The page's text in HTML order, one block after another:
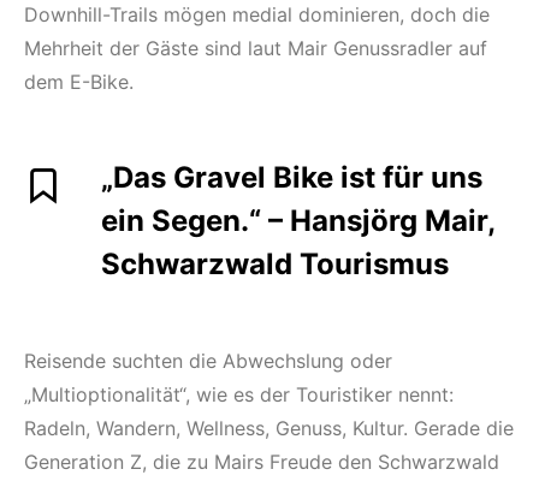
Downhill-Trails mögen medial dominieren, doch die
Mehrheit der Gäste sind laut Mair Genussradler auf
dem E-Bike.
„Das Gravel Bike ist für uns
ein Segen.“ – Hansjörg Mair,
Schwarzwald Tourismus
Reisende suchten die Abwechslung oder
„Multioptionalität“, wie es der Touristiker nennt:
Radeln, Wandern, Wellness, Genuss, Kultur. Gerade die
Generation Z, die zu Mairs Freude den Schwarzwald